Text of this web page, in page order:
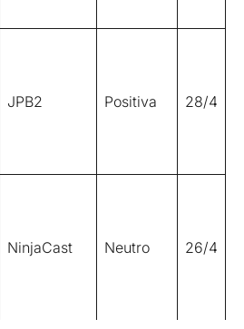
JPB2 Positiva 28/4
NinjaCast Neutro 26/4